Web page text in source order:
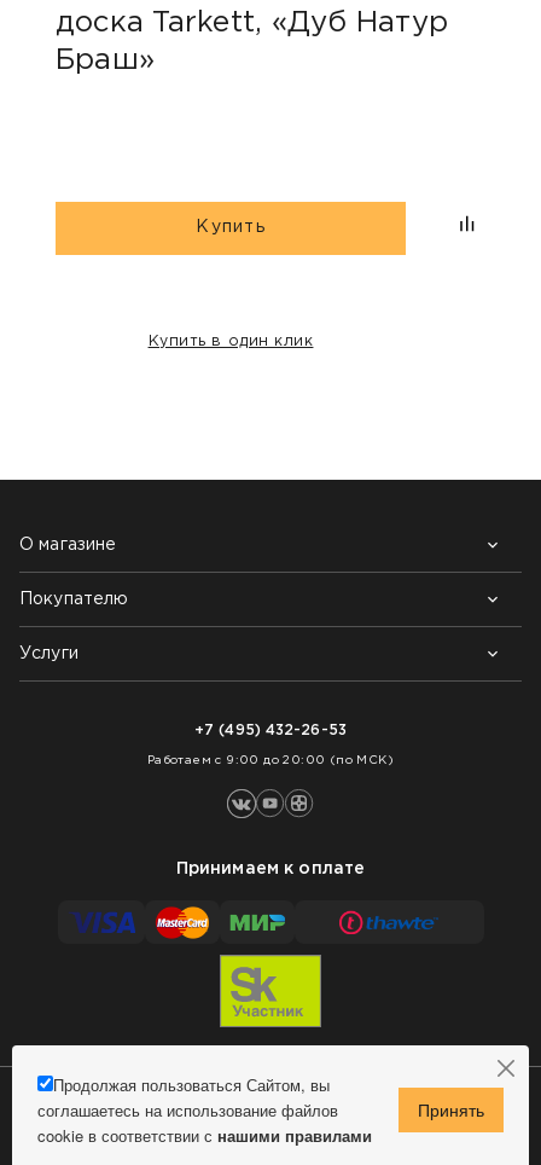
доска Tarkett, «Дуб Натур
Браш»
Купить
Купить в один клик
Продолжая пользоваться Сайтом, вы
соглашаетесь на использование файлов
cookie в соответствии с нашими правилами
О магазине
Почему выбирают нас
Контакты
Блог
Покупателю
Возврат товара
Как заказать
Услуги
+7 (495) 432-26-53
Работаем с 9:00 до 20:00 (по МСК)
Принимаем к оплате
© 2009 - 2026 Remontnick.ru.Сделано в MindMachine
Политика конфиденциальности